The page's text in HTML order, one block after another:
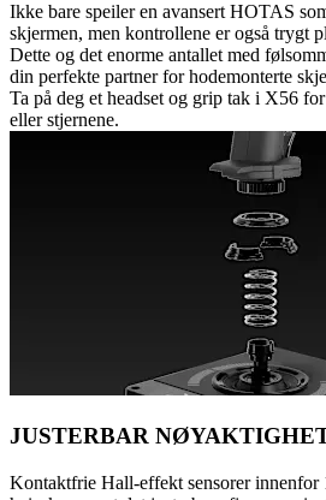
Ikke bare speiler en avansert HOTAS
skjermen, men kontrollene er også trygt
Dette og det enorme antallet med
din perfekte partner for hodemonterte
Ta på deg et headset og grip tak i X56
eller stjernene.
JUSTERBAR
Kontaktfrie Hall-effekt sensorer innenfor